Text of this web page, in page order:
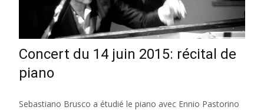
Concert du 14 juin 2015: récital de
piano
Sebastiano Brusco a étudié le piano avec Ennio Pastorino